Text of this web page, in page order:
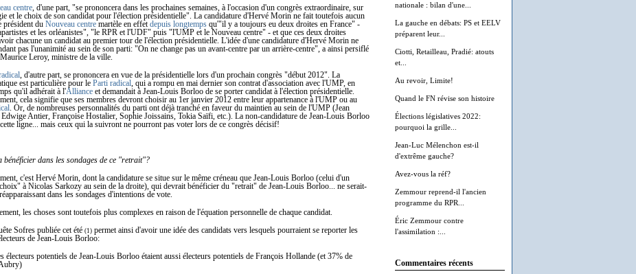
nationale : bilan d'une...
La gauche en débats: PS et EELV
préparent leur...
Ciotti, Retailleau, Pradié: atouts
et...
Au revoir, Limite!
Quand le FN révise son histoire
Élections législatives 2022:
pourquoi la grille...
Jean-Luc Mélenchon est-il
d'extrême gauche?
Avez-vous la réf?
Zemmour reprend-il l'ancien
programme du RPR...
Éric Zemmour contre
l'assimilation :...
Commentaires récents
centre , d'une part, "se prononcera dans les prochaines semaines, à l'occasion d'un congrès extraordinaire, sur
et le choix de son candidat pour l'élection présidentielle". La candidature d'Hervé Morin ne fait toutefois aucun
président du Nouveau centre martèle en effet depuis longtemps qu'"il y a toujours eu deux droites en France" -
et les orléanistes", "le RPR et l'UDF" puis "l'UMP et le Nouveau centre" - et que ces deux droites
chacune un candidat au premier tour de l'élection présidentielle. L'idée d'une candidature d'Hervé Morin ne
pas l'unanimité au sein de son parti: "On ne change pas un avant-centre par un arrière-centre", a ainsi persiflé
Leroy, ministre de la ville.
, d'autre part, se prononcera en vue de la présidentielle lors d'un prochain congrès "début 2012". La
est particulière pour le Parti radical
, qui a rompu en mai dernier son contrat d'association avec l'UMP, en
qu'il adhérait à l'Alliance et demandait à Jean-Louis Borloo de se porter candidat à l'élection présidentielle.
cela signifie que ses membres devront choisir au 1er janvier 2012 entre leur appartenance à l'UMP ou au
. Or, de nombreuses personnalités du parti ont déjà tranché en faveur du maintien au sein de l'UMP (Jean
Antier, Françoise Hostalier, Sophie Joissains, Tokia Saïfi, etc.). La non-candidature de Jean-Louis Borloo
ligne... mais ceux qui la suivront ne pourront pas voter lors de ce congrès décisif!
bénéficier dans les sondages de ce "retrait"?
c'est Hervé Morin, dont la candidature se situe sur le même créneau que Jean-Louis Borloo (celui d'un
à Nicolas Sarkozy au sein de la droite), qui devrait bénéficier du "retrait" de Jean-Louis Borloo... ne serait-
dans les sondages d'intentions de vote.
les choses sont toutefois plus complexes en raison de l'équation personnelle de chaque candidat.
Sofres publiée cet été (1) permet ainsi d'avoir une idée des candidats vers lesquels pourraient se reporter les
de Jean-Louis Borloo:
électeurs potentiels de Jean-Louis Borloo étaient aussi électeurs potentiels de François Hollande (et 37% de